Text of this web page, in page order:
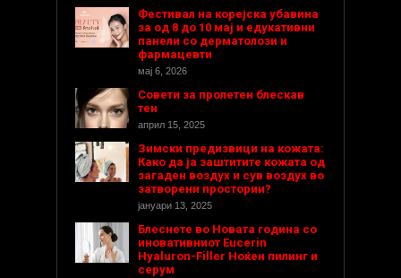
Фестивал на корејска убавина
за од 8 до 10 мај и едукативни
панели со дерматолози и
фармацевти
мај 6, 2026
Совети за пролетен блескав
тен
април 15, 2025
Зимски предизвици на кожата:
Како да ја заштитите кожата од
загаден воздух и сув воздух во
затворени простории?
јануари 13, 2025
Блеснете во Новата година со
иновативниот Eucerin
Hyaluron-Filler Ноќен пилинг и
серум